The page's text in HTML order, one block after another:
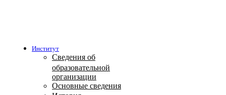
Институт
Сведения об
образовательной
организации
Основные сведения